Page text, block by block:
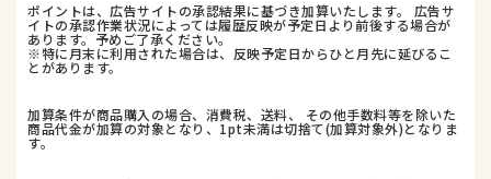
ポイントは、広告サイトの承認結果に基づき加算いたします。 広告サ
イトの承認作業状況によっては履歴反映が予定日より前後する場合が
あります。予めご了承ください。
※特に月末に利用された場合は、反映予定日からひと月先に延びるこ
とがあります。
加算条件が商品購入の場合、消費税、送料、 その他手数料等を除いた
商品代金が加算の対象となり、1pt未満は切捨て(加算対象外)となりま
す。